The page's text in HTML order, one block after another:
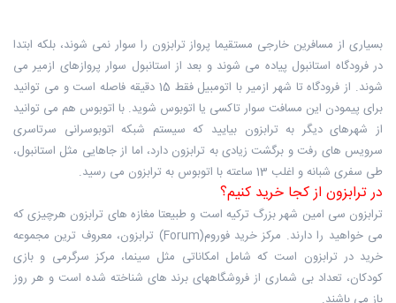
بسیاری از مسافرین خارجی مستقیما پرواز ترابزون را سوار نمی شوند، بلکه ابتدا
در فرودگاه استانبول پیاده می شوند و بعد از استانبول سوار پروازهای ازمیر می
شوند. از فرودگاه تا شهر ازمیر با اتومبیل فقط 15 دقیقه فاصله است و می توانید
برای پیمودن این مسافت سوار تاکسی یا اتوبوس شوید. با اتوبوس هم می توانید
از شهرهای دیگر به ترابزون بیایید که سیستم شبکه اتوبوسرانی سرتاسری
سرویس های رفت و برگشت زیادی به ترابزون دارد، اما از جاهایی مثل استانبول،
طی سفری شبانه و اغلب 13 ساعته با اتوبوس به ترابزون می رسید.
در ترابزون از کجا خرید کنیم؟
ترابزون سی امین شهر بزرگ ترکیه است و طبیعتا مغازه های ترابزون هرچیزی که
می خواهید را دارند. مرکز خرید فوروم(Forum) ترابزون، معروف ترین مجموعه
خرید در ترابزون است که شامل امکاناتی مثل سینما، مرکز سرگرمی و بازی
کودکان، تعداد بی شماری از فروشگاههای برند های شناخته شده است و هر روز